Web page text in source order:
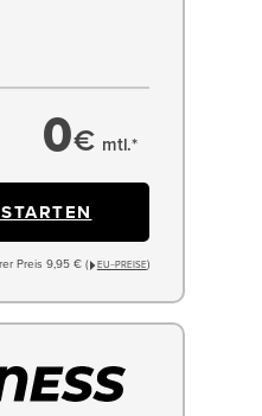
0€ mtl.*
Preis 9,95 € ( EU−PREISE)